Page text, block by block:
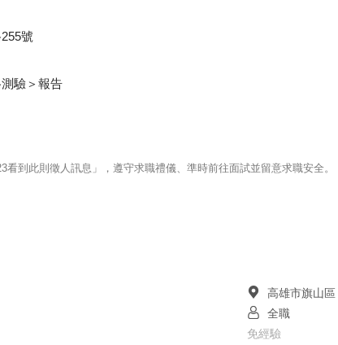
號
驗＞報告
到此則徵人訊息」，遵守求職禮儀、準時前往面試並留意求職安全。
高雄市旗山區
全職
免經驗